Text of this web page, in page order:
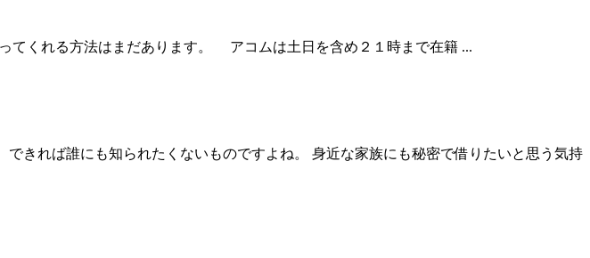
てくれる方法はまだあります。 アコムは土日を含め２１時まで在籍 ...
きれば誰にも知られたくないものですよね。 身近な家族にも秘密で借りたいと思う気持